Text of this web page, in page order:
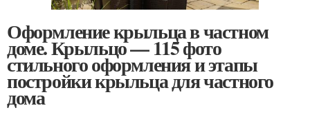
Оформление крыльца в частном
доме. Крыльцо — 115 фото
стильного оформления и этапы
постройки крыльца для частного
дома